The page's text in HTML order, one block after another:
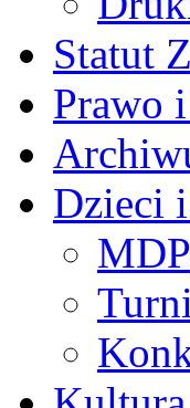
Statut
Prawo
Dzieci
MDP